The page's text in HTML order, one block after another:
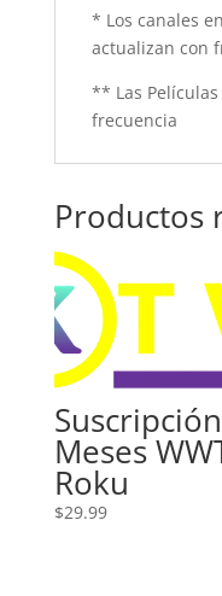
* Los canales
actualizan con
** Las
frecuencia
Productos
Meses
Roku
$29.99